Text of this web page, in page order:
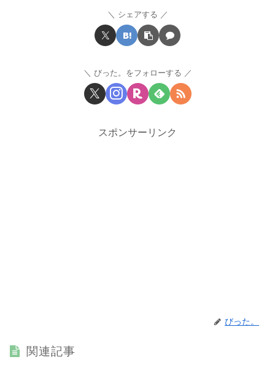
シェアする
びった。をフォローする
スポンサーリンク
びった。
関連記事